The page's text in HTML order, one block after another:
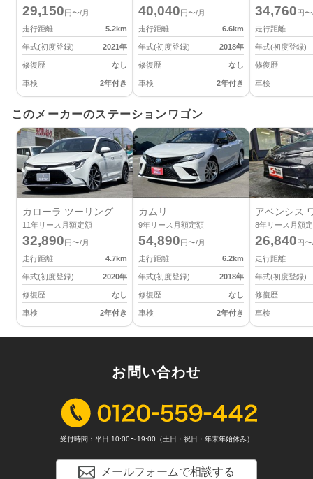
29,150円〜/月
走行距離
5.2km
年式(初度登録) 2021年
修復歴 なし
車検 2年付き
40,040円〜/月
走行距離
6.6km
年式(初度登録) 2018年
修復歴 なし
車検 2年付き
34,760円
走行距離
年式(初度登録)
修復歴
車検
このメーカーのステーションワゴン
カローラ ツーリング
11年リース月額定額
32,890円〜/月
走行距離
4.7km
年式(初度登録) 2020年
修復歴 なし
車検 2年付き
カムリ
9年リース月額定額
54,890円〜/月
走行距離
6.2km
年式(初度登録) 2018年
修復歴 なし
車検 2年付き
アベンシス
8年リース月額
26,840円
走行距離
年式(初度登録)
修復歴
車検
お問い合わせ
受付時間：平日 10:00〜19:00（土日・祝日・年末年始休み）
メールフォームで相談する